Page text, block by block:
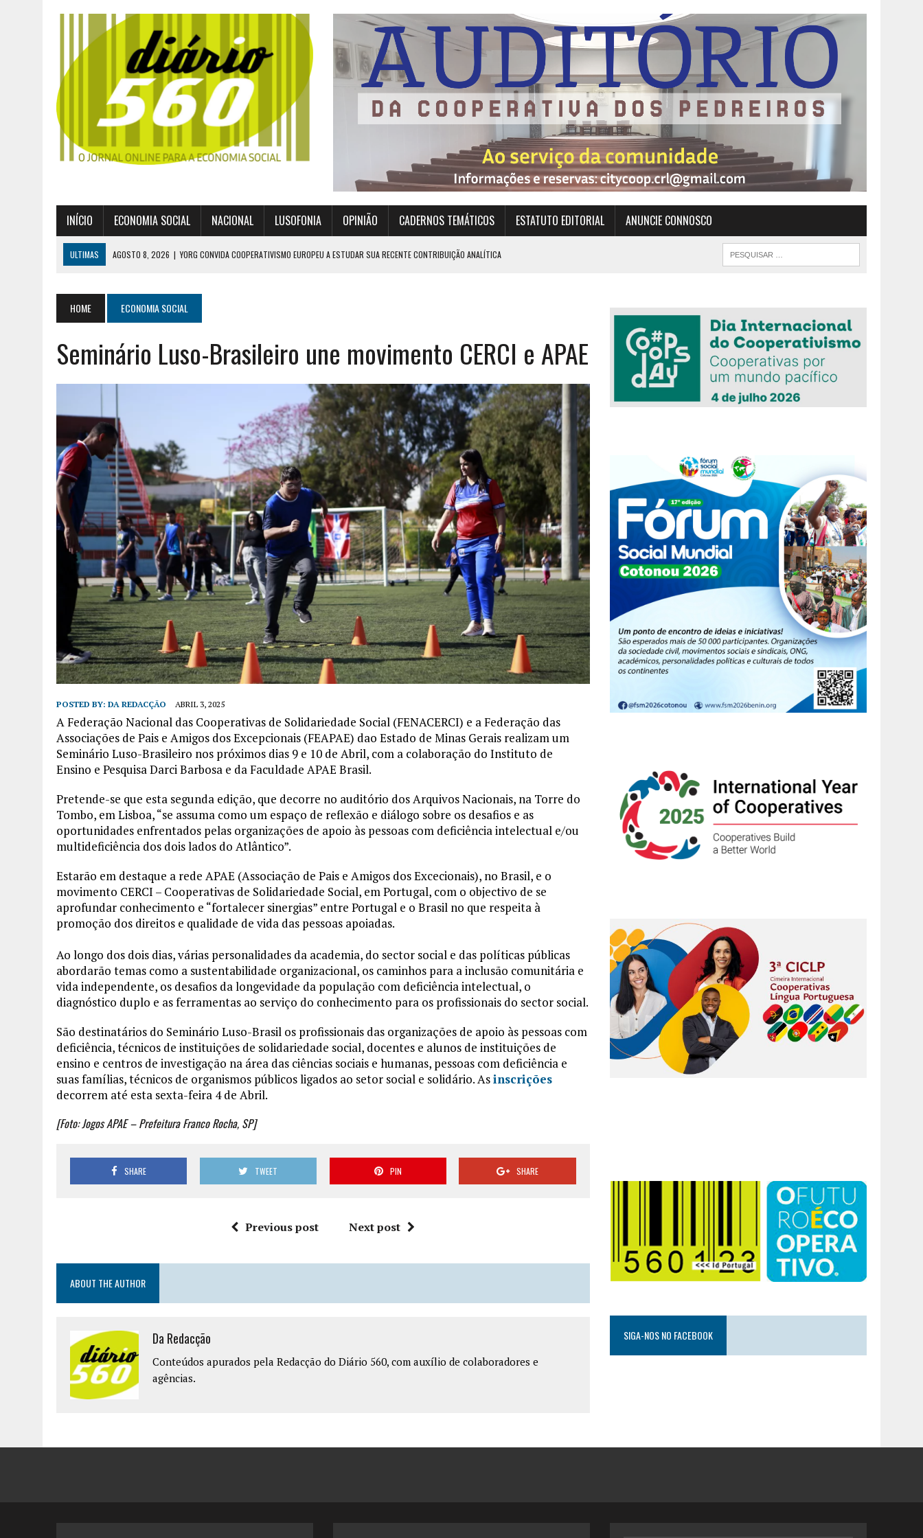
INÍCIO ECONOMIA SOCIAL NACIONAL LUSOFONIA OPINIÃO CADERNOS TEMÁTICOS ESTATUTO EDITORIAL ANUNCIE CONNOSCO
ULTIMAS AGOSTO 8, 2026 | YORG CONVIDA COOPERATIVISMO EUROPEU A ESTUDAR SUA RECENTE CONTRIBUIÇÃO ANALÍTICA
AGOSTO 2, 2026 | GERAÇÃO Z É UM MOVIMENTO DE LUTA DE CLASSES
AGOSTO 8, 2026
ENCONTRO NACIONAL DA MÚTUA DOS PESCADORES TERÁ LUGAR EM OUTUBRO
HOME ECONOMIA SOCIAL
Seminário Luso-Brasileiro une movimento CERCI e APAE
POSTED BY: DA REDACÇÃO ABRIL 3, 2025
A Federação Nacional das Cooperativas de Solidariedade Social (FENACERCI) e a Federação das
Associações de Pais e Amigos dos Excepcionais (FEAPAE) dao Estado de Minas Gerais realizam um
Seminário Luso-Brasileiro nos próximos dias 9 e 10 de Abril, com a colaboração do Instituto de
Ensino e Pesquisa Darci Barbosa e da Faculdade APAE Brasil.
Pretende-se que esta segunda edição, que decorre no auditório dos Arquivos Nacionais, na Torre do
Tombo, em Lisboa, “se assuma como um espaço de reflexão e diálogo sobre os desafios e as
oportunidades enfrentados pelas organizações de apoio às pessoas com deficiência intelectual e/ou
multideficiência dos dois lados do Atlântico”.
Estarão em destaque a rede APAE (Associação de Pais e Amigos dos Excecionais), no Brasil, e o
movimento CERCI – Cooperativas de Solidariedade Social, em Portugal, com o objectivo de se
aprofundar conhecimento e “fortalecer sinergias” entre Portugal e o Brasil no que respeita à
promoção dos direitos e qualidade de vida das pessoas apoiadas.
Ao longo dos dois dias, várias personalidades da academia, do sector social e das políticas públicas
abordarão temas como a sustentabilidade organizacional, os caminhos para a inclusão comunitária e
vida independente, os desafios da longevidade da população com deficiência intelectual, o
diagnóstico duplo e as ferramentas ao serviço do conhecimento para os profissionais do sector social.
São destinatários do Seminário Luso-Brasil os profissionais das organizações de apoio às pessoas com
deficiência, técnicos de instituições de solidariedade social, docentes e alunos de instituições de
ensino e centros de investigação na área das ciências sociais e humanas, pessoas com deficiência e
suas famílias, técnicos de organismos públicos ligados ao setor social e solidário. Asinscrições
decorrem até esta sexta-feira 4 de Abril.
[Foto: Jogos APAE – Prefeitura Franco Rocha, SP]
SHARE TWEET PIN SHARE
Previous post Next post
ABOUT THE AUTHOR
Da Redacção
Conteúdos apurados pela Redacção do Diário 560, com auxílio de colaboradores e
agências.
SIGA-NOS NO FACEBOOK